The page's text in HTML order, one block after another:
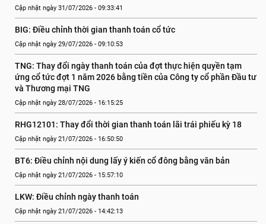
Cập nhật ngày 31/07/2026 - 09:33:41
BIG: Điều chỉnh thời gian thanh toán cổ tức
Cập nhật ngày 29/07/2026 - 09:10:53
TNG: Thay đổi ngày thanh toán của đợt thực hiện quyền tạm
ứng cổ tức đợt 1 năm 2026 bằng tiền của Công ty cổ phần Đầu tư
và Thương mại TNG
Cập nhật ngày 28/07/2026 - 16:15:25
RHG12101: Thay đổi thời gian thanh toán lãi trái phiếu kỳ 18
Cập nhật ngày 21/07/2026 - 16:50:50
BT6: Điều chỉnh nội dung lấy ý kiến cổ đông bằng văn bản
Cập nhật ngày 21/07/2026 - 15:57:10
LKW: Điều chỉnh ngày thanh toán
Cập nhật ngày 21/07/2026 - 14:42:13